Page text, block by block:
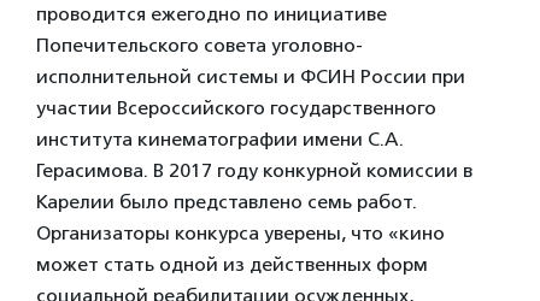
проводится ежегодно по инициативе
Попечительского совета уголовно-
исполнительной системы и ФСИН России при
участии Всероссийского государственного
института кинематографии имени С.А.
Герасимова. В 2017 году конкурной комиссии в
Карелии было представлено семь работ.
Организаторы конкурса уверены, что «кино
может стать одной из действенных форм
социальной реабилитации осужденных,